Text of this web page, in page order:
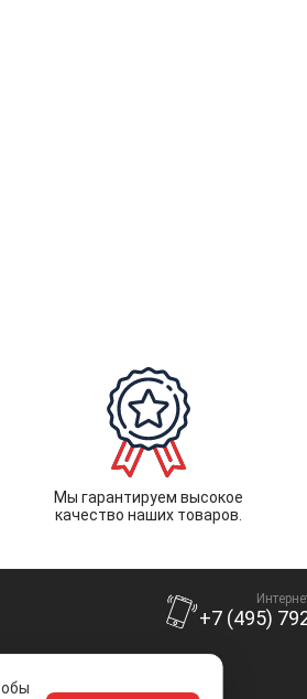
Мы гарантируем высокое
качество наших товаров.
+7 (495)